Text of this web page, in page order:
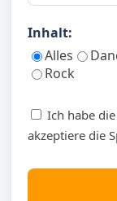
Inhalt:
Alles
Rock
Ich habe die
akzeptiere die